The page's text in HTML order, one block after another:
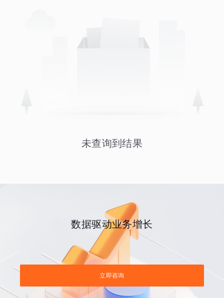
未查询到结果
数据驱动业务增长
立即咨询